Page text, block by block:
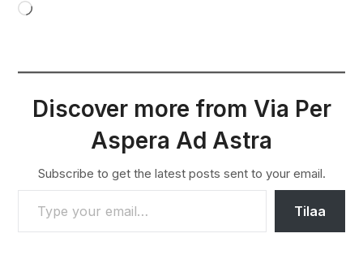
Loading…
Discover more from Via Per
Aspera Ad Astra
Subscribe to get the latest posts sent to your email.
TYPE YOUR EMAIL…
Tilaa